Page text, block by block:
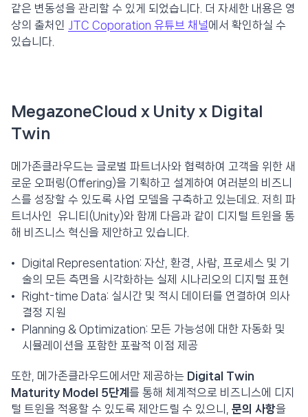
같은 변동성을 관리할 수 있게 되었습니다. 더 자세한 내용은 영
상의 출처인 JTC Coporation 유튜브 채널에서 확인하실 수
있습니다.
MegazoneCloud x Unity x Digital
Twin
메가존클라우드는 글로벌 파트너사와 협력하여 고객을 위한 새
로운 오퍼링(Offering)을 기획하고 설계하여 여러분의 비즈니
스를 성장할 수 있도록 사업 모델을 구축하고 있는데요. 저희 파
트너사인 유니티(Unity)와 함께 다음과 같이 디지털 트윈을 통
해 비즈니스 혁신을 제안하고 있습니다.
Digital Representation: 자산, 환경, 사람, 프로세스 및 기
술의 모든 측면을 시각화하는 실제 시나리오의 디지털 표현
Right-time Data: 실시간 및 적시 데이터를 연결하여 의사
결정 지원
Planning & Optimization: 모든 가능성에 대한 자동화 및
시뮬레이션을 포함한 포괄적 이점 제공
또한, 메가존클라우드에서만 제공하는 Digital Twin
Maturity Model 5단계 를 통해 체계적으로 비즈니스에 디지
털 트윈을 적용할 수 있도록 제안드릴 수 있으니, 문의 사항을